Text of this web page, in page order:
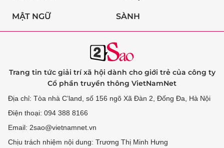
MẬT NGỮ SÀNH
Trang tin tức giải trí xã hội dành cho giới trẻ của công ty
Cổ phần truyền thông VietNamNet
Địa chỉ: Tòa nhà C’land, số 156 ngõ Xã Đàn 2, Đống Đa, Hà Nội
Điện thoại: 094 388 8166
Email: 2sao@vietnamnet.vn
Chịu trách nhiệm nội dung: Trương Thị Minh Hưng